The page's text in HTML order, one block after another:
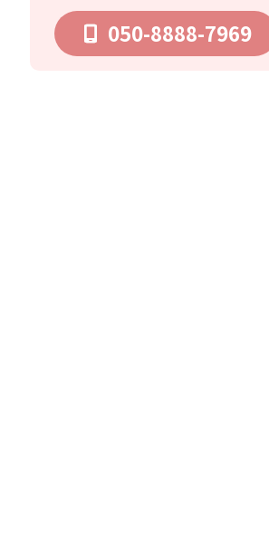
050-8888-7969